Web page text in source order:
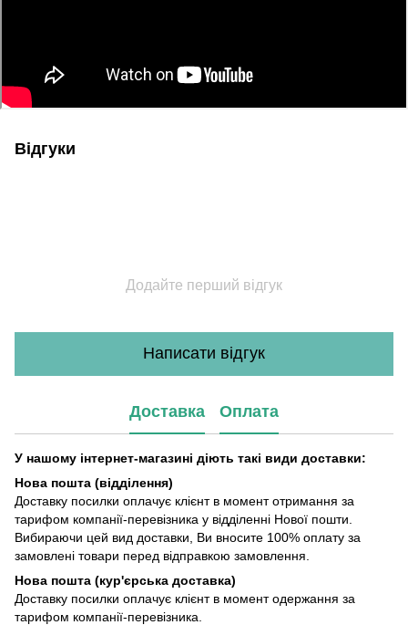
Відгуки
Додайте перший відгук
Написати відгук
Доставка Оплата
У нашому інтернет-магазині діють такі види доставки:
Нова пошта (відділення)
Доставку посилки оплачує клієнт в момент отримання за
тарифом компанії-перевізника у відділенні Нової пошти.
Вибираючи цей вид доставки, Ви вносите 100% оплату за
замовлені товари перед відправкою замовлення.
Нова пошта (кур'єрська доставка)
Доставку посилки оплачує клієнт в момент одержання за
тарифом компанії-перевізника.